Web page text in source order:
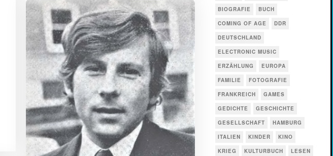
BIOGRAFIE
BUCH
COMING OF AGE
DDR
DEUTSCHLAND
ELECTRONIC MUSIC
ERZÄHLUNG
EUROPA
FAMILIE
FOTOGRAFIE
FRANKREICH
GAMES
GEDICHTE
GESCHICHTE
GESELLSCHAFT
HAMBURG
ITALIEN
KINDER
KINO
KRIEG
KULTURBUCH
LESEN